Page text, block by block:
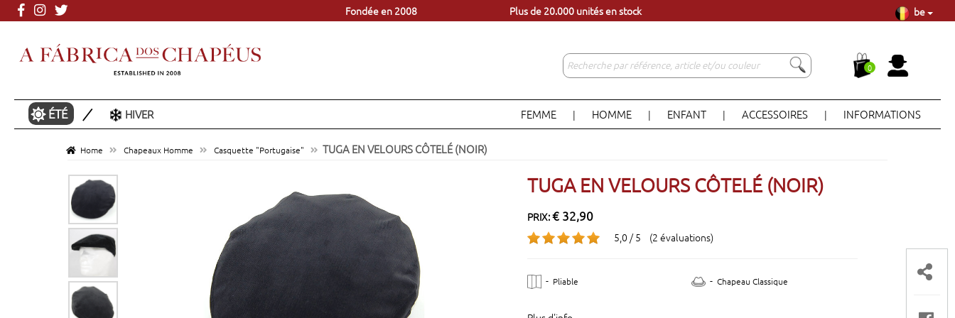
Plus de 3000 modèles à portée d'un clic
Venez visiter notre magasin à Lisbonne
be
0
ÉTÉ HIVER FEMME | HOMME | ENFANT | ACCESSOIRES | INFORMATIONS
Home Chapeaux Homme Casquette "Portugaise" TUGA EN VELOURS CÔTELÉ (NOIR)
TUGA EN VELOURS CÔTELÉ (NOIR)
PRIX:€ 32,90
5,0 / 5 (2 évaluations)
- Pliable - Chapeau Classique